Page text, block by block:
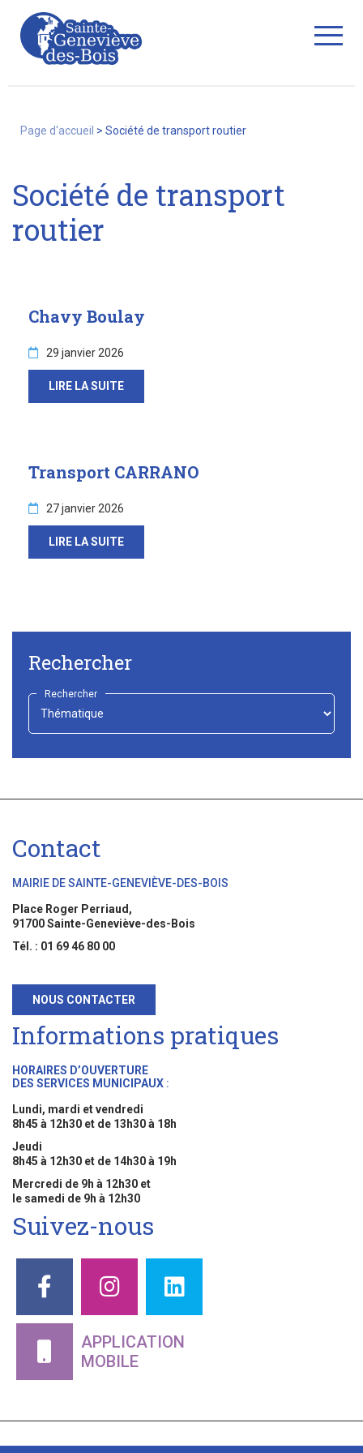
La Ville
Services
Commerces/associations
Sortir à Ste Gen’
Page d'accueil > Société de transport routier
Société de transport
routier
Chavy Boulay
29 janvier 2026
LIRE LA SUITE
Transport CARRANO
27 janvier 2026
LIRE LA SUITE
Rechercher
Rechercher
Choisir
Contact
MAIRIE DE SAINTE-GENEVIÈVE-DES-BOIS
Place Roger Perriaud,
91700 Sainte-Geneviève-des-Bois
Tél. : 01 69 46 80 00
NOUS CONTACTER
Informations pratiques
HORAIRES D’OUVERTURE
DES SERVICES MUNICIPAUX :
Lundi, mardi et vendredi
8h45 à 12h30 et de 13h30 à 18h
Jeudi
8h45 à 12h30 et de 14h30 à 19h
Mercredi de 9h à 12h30 et
le samedi de 9h à 12h30
Suivez-nous
APPLICATION
MOBILE